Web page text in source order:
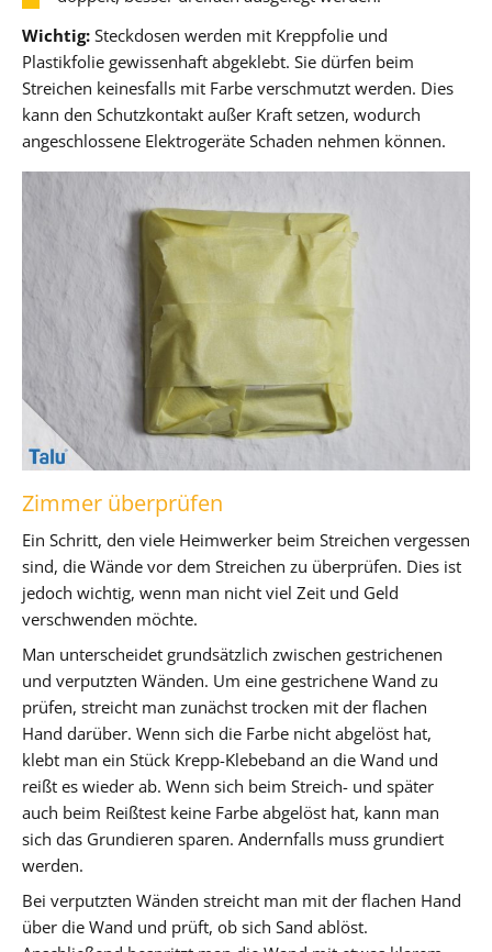
Wichtig: Steckdosen werden mit Kreppfolie und
Plastikfolie gewissenhaft abgeklebt. Sie dürfen beim
Streichen keinesfalls mit Farbe verschmutzt werden. Dies
kann den Schutzkontakt außer Kraft setzen, wodurch
angeschlossene Elektrogeräte Schaden nehmen können.
Zimmer überprüfen
Ein Schritt, den viele Heimwerker beim Streichen vergessen
sind, die Wände vor dem Streichen zu überprüfen. Dies ist
jedoch wichtig, wenn man nicht viel Zeit und Geld
verschwenden möchte.
Man unterscheidet grundsätzlich zwischen gestrichenen
und verputzten Wänden. Um eine gestrichene Wand zu
prüfen, streicht man zunächst trocken mit der flachen
Hand darüber. Wenn sich die Farbe nicht abgelöst hat,
klebt man ein Stück Krepp-Klebeband an die Wand und
reißt es wieder ab. Wenn sich beim Streich- und später
auch beim Reißtest keine Farbe abgelöst hat, kann man
sich das Grundieren sparen. Andernfalls muss grundiert
werden.
Bei verputzten Wänden streicht man mit der flachen Hand
über die Wand und prüft, ob sich Sand ablöst.